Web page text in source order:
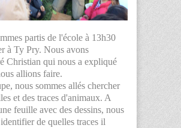
partis de l'école à 13h30
à Ty Pry. Nous avons
Christian qui nous a expliqué
allions faire.
nous sommes allés chercher
et des traces d'animaux. A
feuille avec des dessins, nous
de quelles traces il